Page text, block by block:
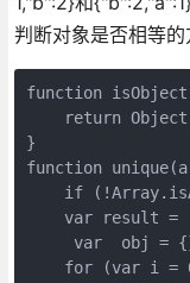
判断对象是否相等的
function
return
}
function
if
var result =
var  obj =
for (var i =